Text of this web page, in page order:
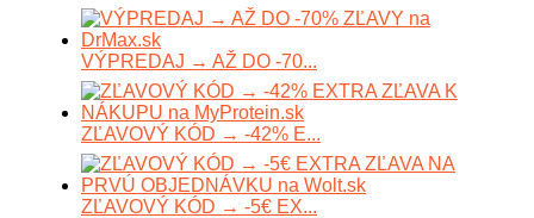
VÝPREDAJ → AŽ DO -70...
ZĽAVOVÝ KÓD → -42% E...
ZĽAVOVÝ KÓD → -5€ EX...